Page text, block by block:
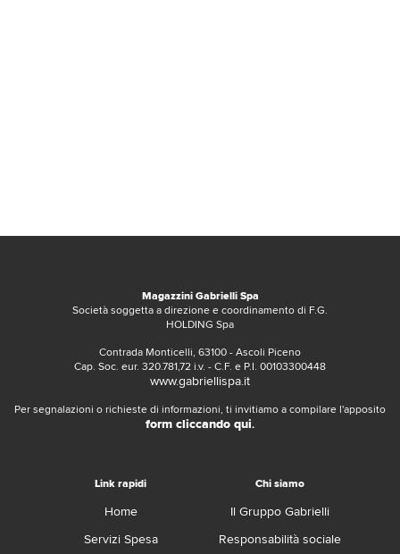
Magazzini Gabrielli Spa
Società soggetta a direzione e coordinamento di F.G.
HOLDING Spa
Contrada Monticelli, 63100 - Ascoli Piceno
Cap. Soc. eur. 320.781,72 i.v. - C.F. e P.I. 00103300448
www.gabriellispa.it
Per segnalazioni o richieste di informazioni, ti invitiamo a compilare l'apposito
form cliccando qui.
Link rapidi
Home
Servizi Spesa
Chi siamo
Il Gruppo Gabrielli
Responsabilità sociale